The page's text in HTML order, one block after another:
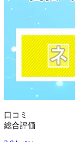
口コミ
総合評価